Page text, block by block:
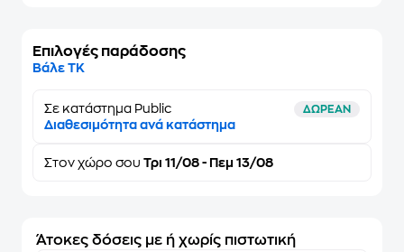
Επιλογές παράδοσης
Βάλε ΤΚ
Σε κατάστημα Public ΔΩΡΕΑΝ
Διαθεσιμότητα ανά κατάστημα
Στον χώρο σου Τρι 11/08 - Πεμ 13/08
Άτοκες δόσεις με ή χωρίς πιστωτική